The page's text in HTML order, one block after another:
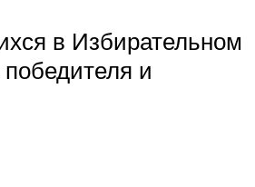
в Избирательном
и